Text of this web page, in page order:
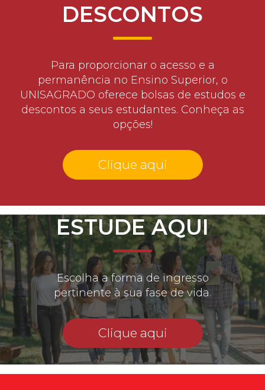
DESCONTOS
Para proporcionar o acesso e a
permanência no Ensino Superior, o
UNISAGRADO oferece bolsas de estudos e
descontos a seus estudantes. Conheça as
opções!
Clique aqui
ESTUDE AQUI
Escolha a forma de ingresso
pertinente à sua fase de vida.
Clique aqui